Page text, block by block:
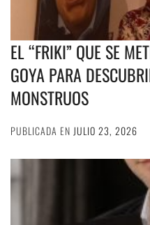
EL “FRIKI” QUE SE
GOYA PARA
MONSTRUOS
PUBLICADA EN JULIO 23, 2026